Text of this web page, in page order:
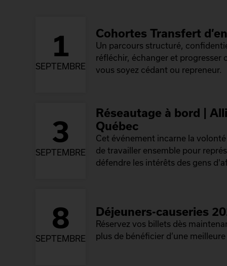
1
SEPTEMBRE
Cohortes Transfert
Un parcours structuré,
réfléchir, échanger et progresser
vous soyez cédant ou repreneur.
3
SEPTEMBRE
Réseautage à bord |
Québec
Cet événement incarne la
de travailler ensemble pour
défendre les intérêts des gens
8
SEPTEMBRE
Déjeuners-causeries
Réservez vos billets dès
plus de bénéficier d’une